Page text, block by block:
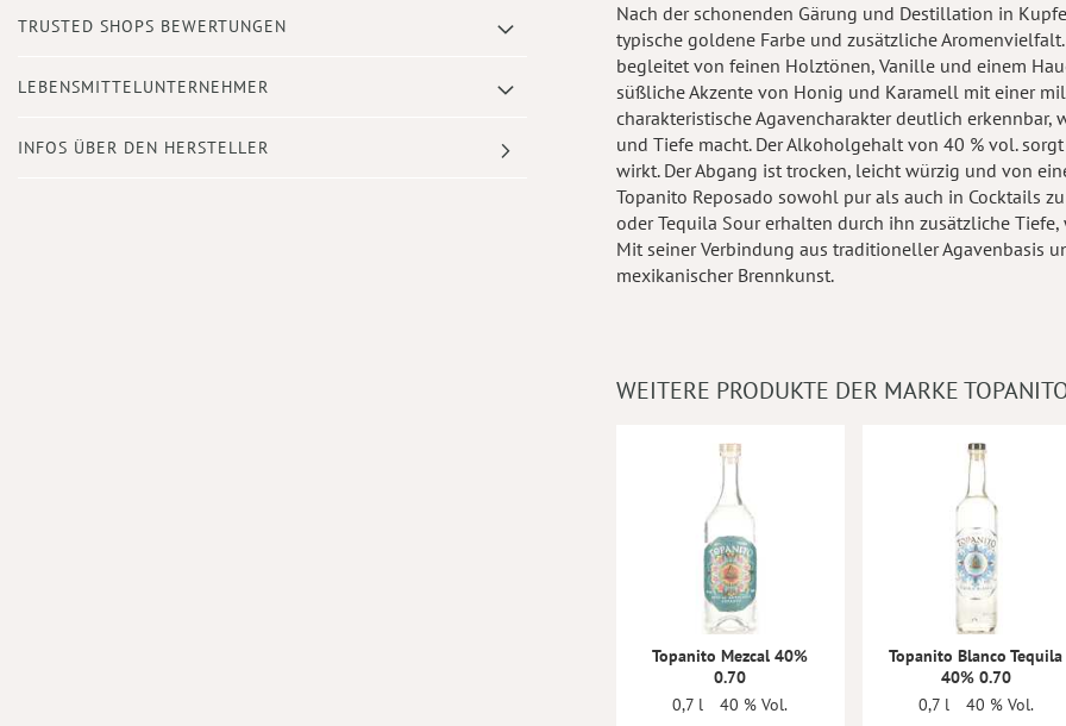
Anfang
Bildergalerie
TRUSTED SHOPS BEWERTUNGEN
LEBENSMITTELUNTERNEHMER
INFOS ÜBER DEN HERSTELLER
Nach der schonenden Gärung und Destillation in
typische goldene Farbe und zusätzliche
begleitet von feinen Holztönen, Vanille und einem
süßliche Akzente von Honig und Karamell mit einer
charakteristische Agavencharakter deutlich erkennbar,
und Tiefe macht. Der Alkoholgehalt von 40 % vol.
wirkt. Der Abgang ist trocken, leicht würzig und von
Topanito Reposado sowohl pur als auch in Cocktails
oder Tequila Sour erhalten durch ihn zusätzliche
Mit seiner Verbindung aus traditioneller Agavenbasis
mexikanischer Brennkunst.
WEITERE PRODUKTE DER MARKE
Topanito Mezcal 40%
0.70
0,7 l
40 % Vol.
Topanito Blanco Tequila
40% 0.70
0,7 l
40 % Vol.